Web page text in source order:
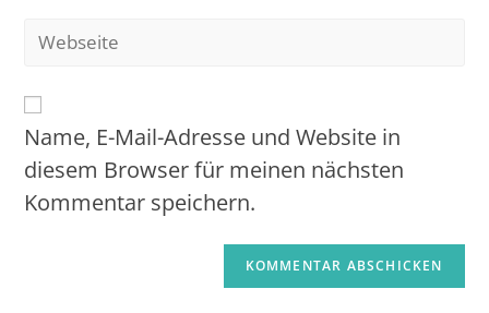
Name, E-Mail-Adresse und Website in
diesem Browser für meinen nächsten
Kommentar speichern.